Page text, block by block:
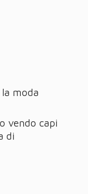
moda
vendo capi
di